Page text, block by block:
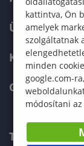
ÜZLETI
KARRIER
GREEN
kattintva, Ön
amelyek
szolgáltatnak
minden
google.com-
módosítani